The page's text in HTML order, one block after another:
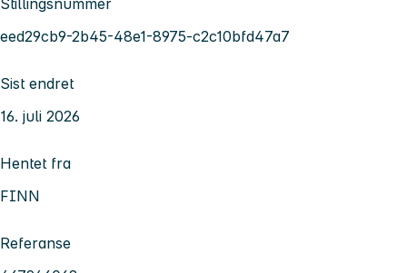
eed29cb9-2b45-48e1-8975-c2c10bfd47a7
Sist endret
16. juli 2026
Hentet fra
FINN
Referanse